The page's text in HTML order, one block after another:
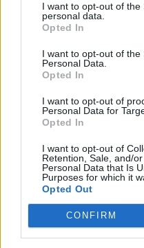
I want to opt-out of the
personal data.
Opted In
I want to opt-out of the
Personal Data.
Opted In
I want to opt-out of
Personal Data for
Opted In
I want to opt-out of
Retention, Sale, and/
Personal Data that Is
Purposes for which it
Opted Out
CONFIRM
Niusha93
17 Maggio alle ore 12:50
·Ti stimo
Pastafariano:
nate dopo la caduta
risultate essere
perchè coerenti con le
Neuro Linguistica (es.
bene perchè ti
dilatato all'infinito,
perchè siamo tutti
Leggi tutto...